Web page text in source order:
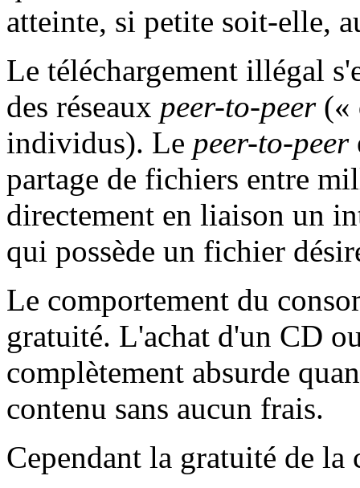
atteinte, si petite soit-elle,
Le téléchargement illégal
des réseaux peer-to-peer(«
individus). Le peer-to-peer
partage de fichiers entre
directement en liaison un
qui possède un fichier
Le comportement du
gratuité. L'achat d'un CD
complètement absurde
contenu sans aucun frais.
Cependant la gratuité de